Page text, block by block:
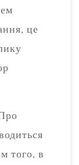
це
того, в